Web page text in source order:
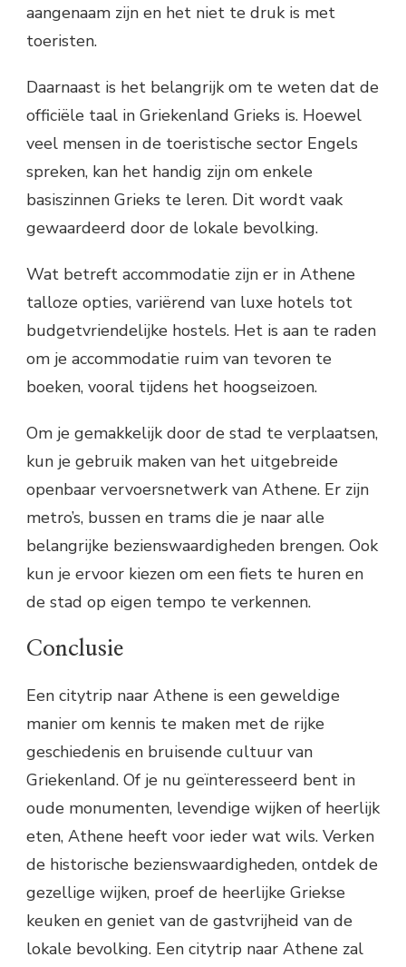
aangenaam zijn en het niet te druk is met
toeristen.
Daarnaast is het belangrijk om te weten dat de
officiële taal in Griekenland Grieks is. Hoewel
veel mensen in de toeristische sector Engels
spreken, kan het handig zijn om enkele
basiszinnen Grieks te leren. Dit wordt vaak
gewaardeerd door de lokale bevolking.
Wat betreft accommodatie zijn er in Athene
talloze opties, variërend van luxe hotels tot
budgetvriendelijke hostels. Het is aan te raden
om je accommodatie ruim van tevoren te
boeken, vooral tijdens het hoogseizoen.
Om je gemakkelijk door de stad te verplaatsen,
kun je gebruik maken van het uitgebreide
openbaar vervoersnetwerk van Athene. Er zijn
metro’s, bussen en trams die je naar alle
belangrijke bezienswaardigheden brengen. Ook
kun je ervoor kiezen om een fiets te huren en
de stad op eigen tempo te verkennen.
Conclusie
Een citytrip naar Athene is een geweldige
manier om kennis te maken met de rijke
geschiedenis en bruisende cultuur van
Griekenland. Of je nu geïnteresseerd bent in
oude monumenten, levendige wijken of heerlijk
eten, Athene heeft voor ieder wat wils. Verken
de historische bezienswaardigheden, ontdek de
gezellige wijken, proef de heerlijke Griekse
keuken en geniet van de gastvrijheid van de
lokale bevolking. Een citytrip naar Athene zal